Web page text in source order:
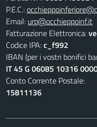
P.E.C.:
Email: urp@occhieppoinf.it
Fatturazione Elettronica:
Codice IPA:c_f992
IBAN (per i vostri bonifici
IT 45 G 06085 10316
Conto Corrente Postale:
15811136